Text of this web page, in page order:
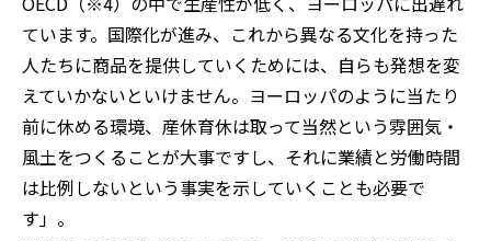
ています。国際化が進み、これから異なる文化を持った
人たちに商品を提供していくためには、自らも発想を変
えていかないといけません。ヨーロッパのように当たり
前に休める環境、産休育休は取って当然という雰囲気・
風土をつくることが大事ですし、それに業績と労働時間
は比例しないという事実を示していくことも必要で
す」。